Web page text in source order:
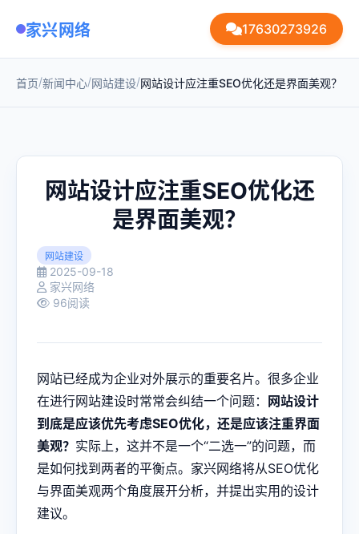
家兴网络 17630273926
首页/新闻中心/网站建设/网站设计应注重SEO优化还是界面美观？
网站设计应注重SEO优化还
是界面美观？
网站建设
2025-09-18
家兴网络
96阅读
网站已经成为企业对外展示的重要名片。很多企业
在进行网站建设时常常会纠结一个问题：
网站设计
到底是应该优先考虑SEO优化，还是应该注重界面
美观？ 实际上，这并不是一个“二选一”的问题，而
是如何找到两者的平衡点。家兴网络将从SEO优化
与界面美观两个角度展开分析，并提出实用的设计
建议。